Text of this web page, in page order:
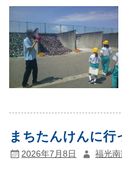
まちたんけんに行
2026年7月8日 福光